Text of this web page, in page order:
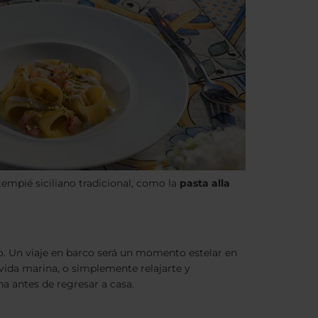
siciliano tradicional, como la pasta alla
Un viaje en barco será un momento estelar en
marina, o simplemente relajarte y
antes de regresar a casa.